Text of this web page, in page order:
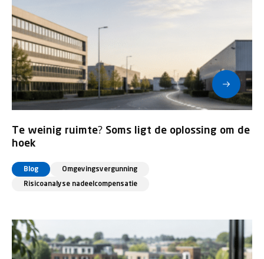
Te weinig ruimte? Soms ligt de oplossing om de
hoek
Blog Omgevingsvergunning
Risicoanalyse nadeelcompensatie